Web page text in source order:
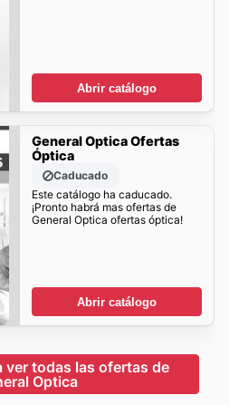
Abrir catálogo
General Optica Ofertas
Óptica
Caducado
Este catálogo ha caducado.
¡Pronto habrá mas ofertas de
General Optica ofertas óptica!
Abrir catálogo
ver todas las ofertas de
Optica